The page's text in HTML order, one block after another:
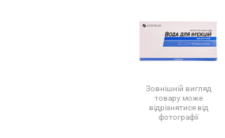
Зовнішній вигляд
товару може
відрізнятися від
фотографії